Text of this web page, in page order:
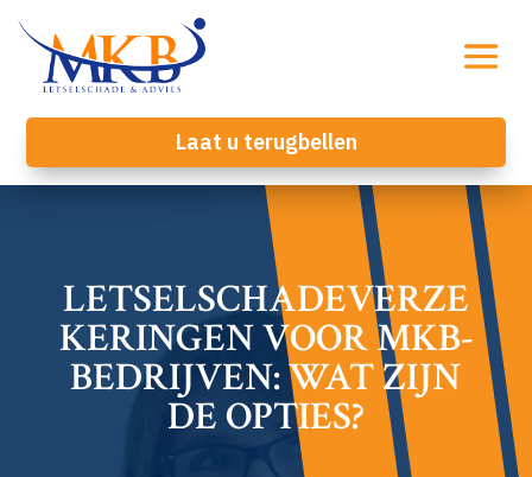
Laat u terugbellen
LETSELSCHADEVERZE
KERINGEN VOOR MKB-
BEDRIJVEN: WAT ZIJN
DE OPTIES?